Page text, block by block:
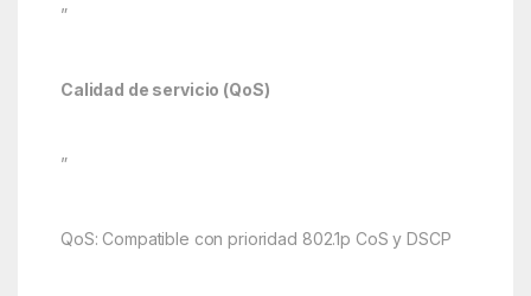
”
Calidad de servicio (QoS)
”
QoS: Compatible con prioridad 802.1p CoS y DSCP